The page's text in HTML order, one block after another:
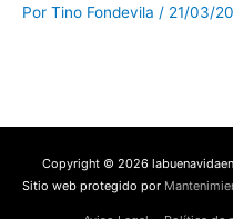
Por Tino Fondevila / 21/03/
Copyright © 2026
Sitio web protegido por